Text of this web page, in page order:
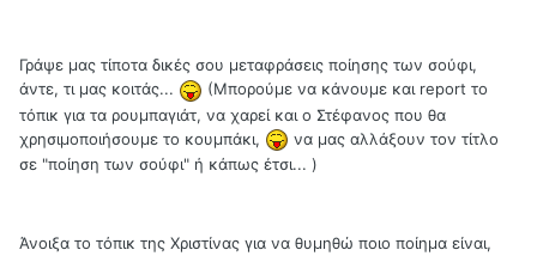
Γράψε μας τίποτα δικές σου μεταφράσεις ποίησης των σούφι,
άντε, τι μας κοιτάς...
(Μπορούμε να κάνουμε και report το
τόπικ για τα ρουμπαγιάτ, να χαρεί και ο Στέφανος που θα
χρησιμοποιήσουμε το κουμπάκι,
να μας αλλάξουν τον τίτλο
σε "ποίηση των σούφι" ή κάπως έτσι... )
Άνοιξα το τόπικ της Χριστίνας για να θυμηθώ ποιο ποίημα είναι,